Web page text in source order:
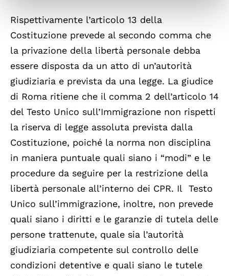
Rispettivamente l’articolo 13 della
Costituzione prevede al secondo comma che
la privazione della libertà personale debba
essere disposta da un atto di un’autorità
giudiziaria e prevista da una legge. La giudice
di Roma ritiene che il comma 2 dell’articolo 14
del Testo Unico sull’Immigrazione non rispetti
la riserva di legge assoluta prevista dalla
Costituzione, poiché la norma non disciplina
in maniera puntuale quali siano i “modi” e le
procedure da seguire per la restrizione della
libertà personale all’interno dei CPR. Il Testo
Unico sull’immigrazione, inoltre, non prevede
quali siano i diritti e le garanzie di tutela delle
persone trattenute, quale sia l’autorità
giudiziaria competente sul controllo delle
condizioni detentive e quali siano le tutele